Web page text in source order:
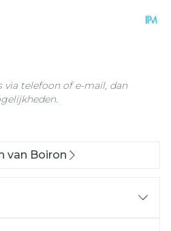
telefoon of e-mail, dan
van Boiron